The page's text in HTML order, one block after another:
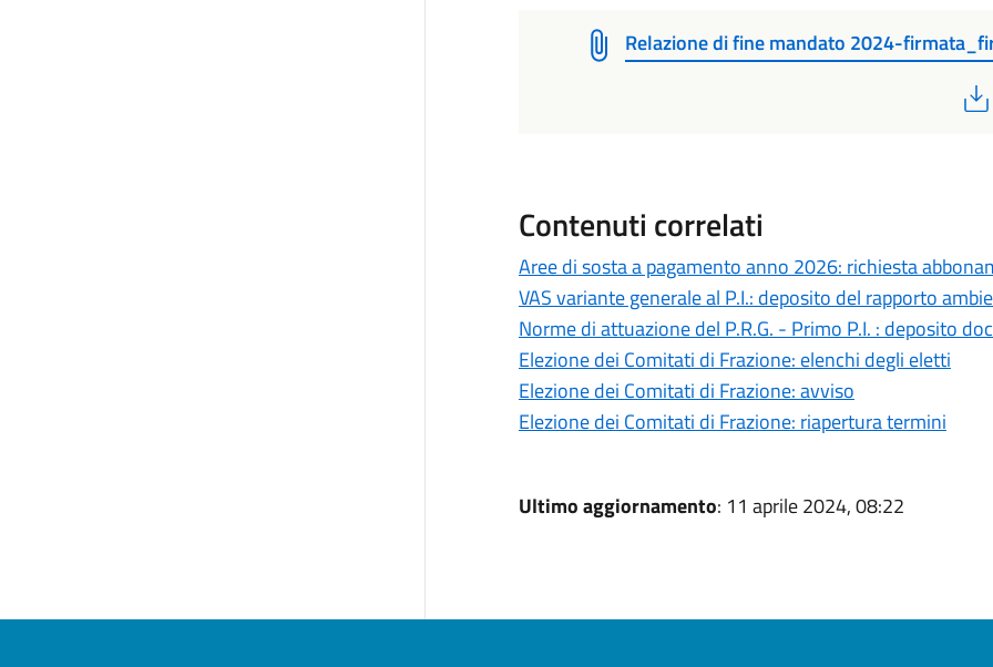
Relazione di fine mandato 2024-
Contenuti correlati
Aree di sosta a pagamento anno 2026: richiesta
VAS variante generale al P.I.: deposito del rapporto
Norme di attuazione del P.R.G. - Primo P.I. : deposito
Elezione dei Comitati di Frazione: elenchi degli eletti
Elezione dei Comitati di Frazione: avviso
Elezione dei Comitati di Frazione: riapertura termini
Ultimo aggiornamento: 11 aprile 2024, 08:22